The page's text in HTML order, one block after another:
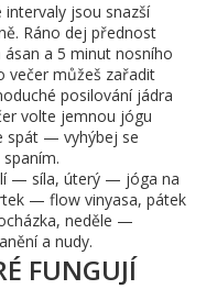
intervaly jsou snazší
Ráno dej přednost
a 5 minut nosního
večer můžeš zařadit
posilování jádra
volte jemnou jógu
spát — vyhýbej se
— síla, úterý — jóga na
— flow vinyasa, pátek
neděle —
a nudy.
FUNGUJÍ